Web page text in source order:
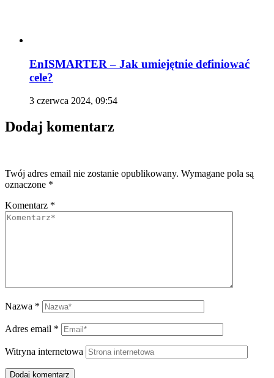
EnISMARTER – Jak umiejętnie definiować
cele?
3 czerwca 2024, 09:54
Dodaj komentarz
Twój adres email nie zostanie opublikowany. Wymagane pola są
oznaczone *
Komentarz *
Nazwa *
Adres email *
Witryna internetowa